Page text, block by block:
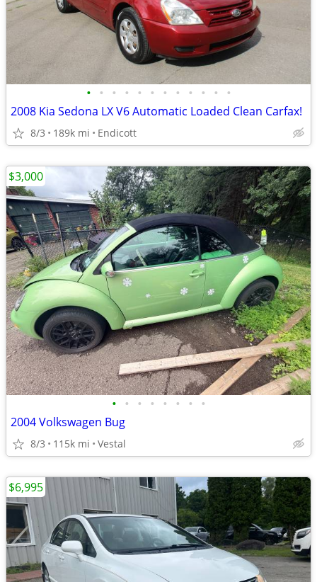
• • • • • • • • • • • •
2008 Kia Sedona LX V6 Automatic Loaded Clean Carfax!
8/3 189k mi Endicott
• • • • • • • •
2004 Volkswagen Bug
8/3 115k mi Vestal
$3,000
$6,995